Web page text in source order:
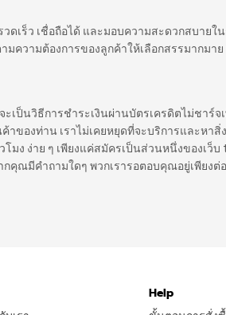
เร็ว เชื่อถือได้ และมอบความสะดวกสบาย
ความต้องการของลูกค้าให้เลือกสรรมากมา
เป็นวิธีการชำระเงินผ่านบัตรเครดิตไม่ชาร์
ของท่าน เราไม่เคยหยุดที่จะบริการและหา
ง ง่าย ๆ เพียงแค่สมัครเป็นส่วนหนึ่งของเว็
ณมีคำถามใดๆ พวกเรารอตอบคุณอยู่เพียงต่
Help